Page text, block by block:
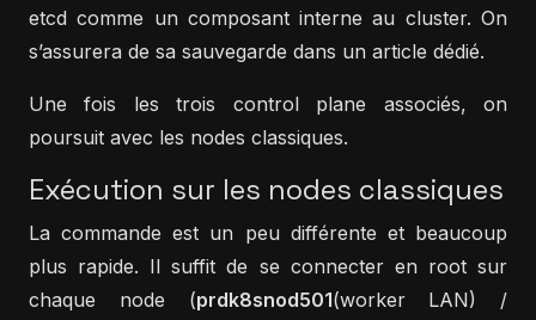
etcd comme un composant interne au cluster. On
s’assurera de sa sauvegarde dans un article dédié.
Une fois les trois control plane associés, on
poursuit avec les nodes classiques.
Exécution sur les nodes classiques
La commande est un peu différente et beaucoup
plus rapide. Il suffit de se connecter en root sur
chaque node (prdk8snod501(worker LAN) /